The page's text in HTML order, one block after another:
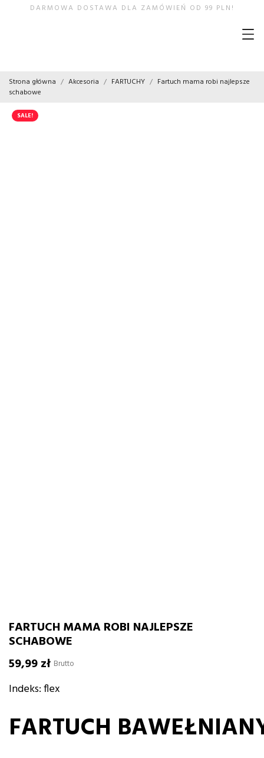
DARMOWA DOSTAWA DLA ZAMÓWIEŃ OD 99 PLN!
Strona główna Akcesoria FARTUCHY
Fartuch mama robi najlepsze
schabowe
SALE!
FARTUCH MAMA ROBI NAJLEPSZE
SCHABOWE
59,99 zł Brutto
Indeks:flex
FARTUCH